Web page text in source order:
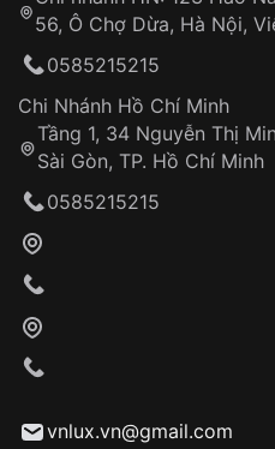
Khách hàng kiểm
Từ khóa SEO:
Đảm bảo quyền lợi
Đồng hành cùng
trình sử dụng
56, Ô Chợ Dừa, Hà Nội,
0585215215
Chi Nhánh Hồ Chí Minh
Tầng 1, 34 Nguyễn Thị
Sài Gòn, TP. Hồ Chí Minh
0585215215
vnlux.vn@gmail.com